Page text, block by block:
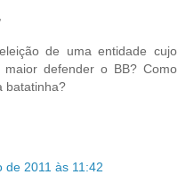
de uma entidade cujo
defender o BB? Como
batatinha?
de 2011 às 11:42